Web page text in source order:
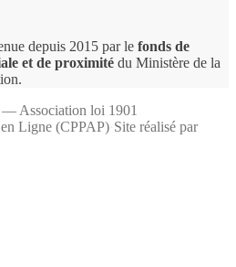
depuis 2015 par le fonds de
et de proximité du Ministère de la
Association loi 1901
Ligne (CPPAP)·Site réalisé par